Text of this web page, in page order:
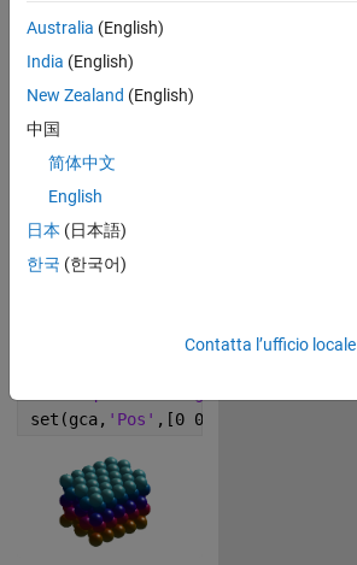
[x,y,z]=sphere(181);
t=2*v+rem(b+n,2);
u=sqrt(3)*(b+rem(n,2)/3);
p=2*sqrt(6)*n/3;
g=surf(x,y,z);
shading
for i=1:125
q=copyobj(g,gca);
set(gca, 'Pos' ,[0 0 1 1])
Australia (English)
India (English)
New Zealand (English)
中国
简体中文
English
日本 (日本語)
한국 (한국어)
Contatta l’ufficio locale